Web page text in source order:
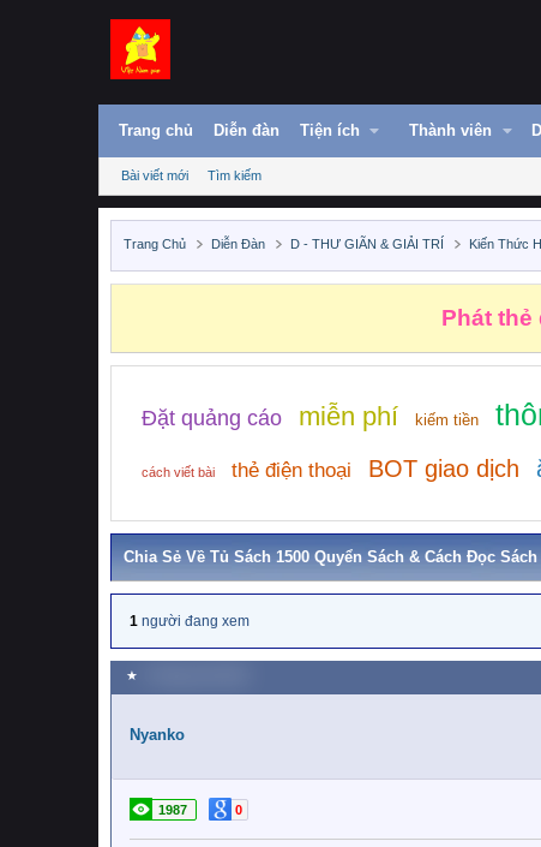
Trang chủ Diễn đàn Tiện ích Thành viên
Bài viết mới Tìm kiếm
Trang Chủ Diễn Đàn D - THƯ GIÃN & GIẢI TRÍ Kiến Thức
Phát thẻ
Đặt quảng cáo miễn phí kiếm tiền
cách viết bài thẻ điện thoại BOT giao dịch
Chia Sẻ Về Tủ Sách 1500 Quyển Sách & Cách Đọc Sách
1 người đang xem
★
Nyanko
1987 0